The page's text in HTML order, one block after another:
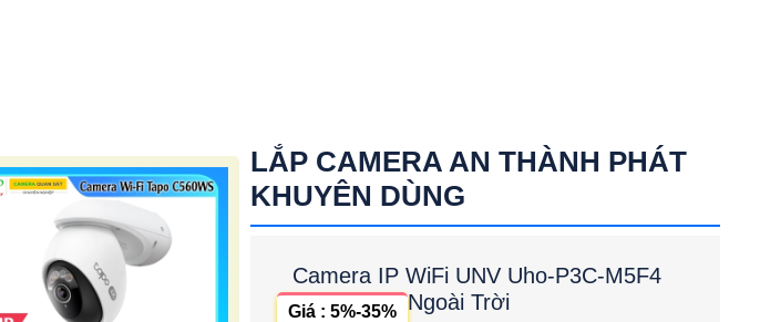
LẮP CAMERA AN THÀNH PHÁT
KHUYÊN DÙNG
Camera IP WiFi UNV Uho-P3C-M5F4
Ngoài Trời
Giá : 5%-35%